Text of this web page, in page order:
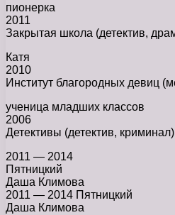
пионерка
2011
Закрытая школа (детектив,
Катя
2010
Институт благородных девиц
ученица младших классов
2006
Детективы (детектив, криминал)
2011 — 2014
Пятницкий
Даша Климова
2011 — 2014 Пятницкий
Даша Климова